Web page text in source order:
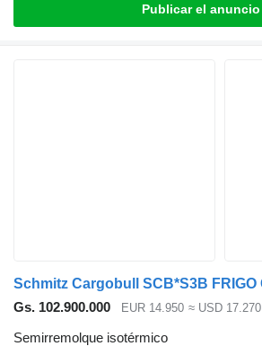
Publicar el anuncio
Gs. 102.900.000 EUR 14.950 ≈ USD 17.270
Semirremolque isotérmico